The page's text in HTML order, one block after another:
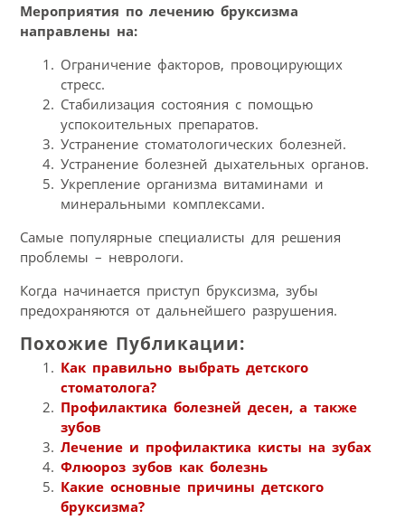
Мероприятия по лечению бруксизма
направлены на:
Ограничение факторов, провоцирующих
стресс.
Стабилизация состояния с помощью
успокоительных препаратов.
Устранение стоматологических болезней.
Устранение болезней дыхательных органов.
Укрепление организма витаминами и
минеральными комплексами.
Самые популярные специалисты для решения
проблемы – неврологи.
Когда начинается приступ бруксизма, зубы
предохраняются от дальнейшего разрушения.
Похожие Публикации:
Как правильно выбрать детского
стоматолога?
Профилактика болезней десен, а также
зубов
Лечение и профилактика кисты на зубах
Флюороз зубов как болезнь
Какие основные причины детского
бруксизма?